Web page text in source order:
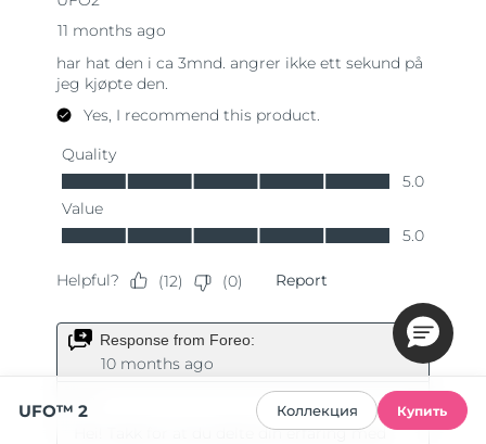
UFO™ 2 Коллекция Купить